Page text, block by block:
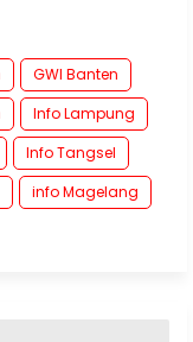
GWI Banten
Info Lampung
Info Tangsel
info Magelang